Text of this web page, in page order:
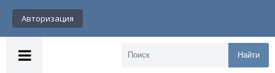
Авторизация
Найти